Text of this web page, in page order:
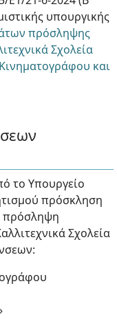
υπουργικής
πρόσληψης
Σχολεία
και
το Υπουργείο
πρόσκληση
πρόσληψη
Σχολεία